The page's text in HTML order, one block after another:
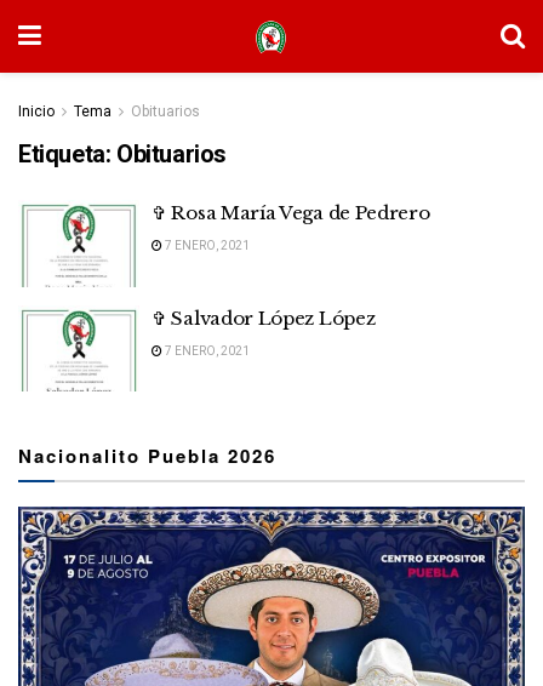
Inicio Tema Obituarios
Etiqueta: Obituarios
✞ Rosa María Vega de Pedrero
7 ENERO, 2021
✞ Salvador López López
7 ENERO, 2021
Nacionalito Puebla 2026